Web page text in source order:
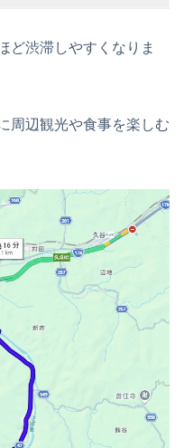
ど渋滞しやすくなりま
周辺観光や食事を楽しむ